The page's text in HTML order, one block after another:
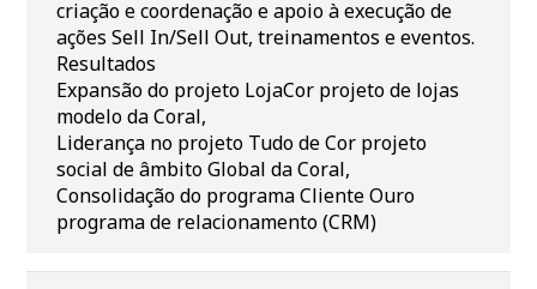
criação e coordenação e apoio à execução de
ações Sell In/Sell Out, treinamentos e eventos.
Resultados
Expansão do projeto LojaCor projeto de lojas
modelo da Coral,
Liderança no projeto Tudo de Cor projeto
social de âmbito Global da Coral,
Consolidação do programa Cliente Ouro
programa de relacionamento (CRM)